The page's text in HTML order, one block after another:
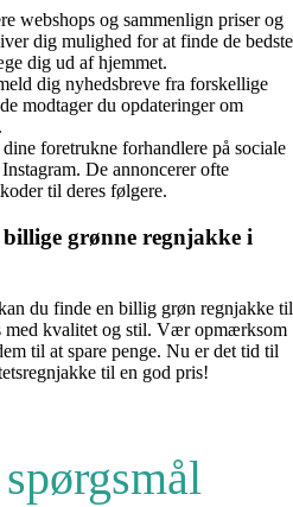
webshops og sammenlign priser og
dig mulighed for at finde de bedste
dig ud af hjemmet.
dig nyhedsbreve fra forskellige
modtager du opdateringer om
foretrukne forhandlere på sociale
De annoncerer ofte
til deres følgere.
grønne regnjakke i
du finde en billig grøn regnjakke til
med kvalitet og stil. Vær opmærksom
til at spare penge. Nu er det tid til
til en god pris!